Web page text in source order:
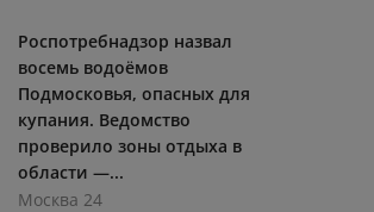
Роспотребнадзор назвал
восемь водоёмов
Подмосковья, опасных для
купания. Ведомство
проверило зоны отдыха в
области —...
Москва 24